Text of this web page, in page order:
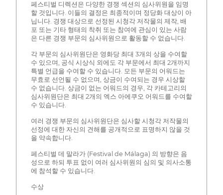
페스티벌 디렉션은 다양한 경쟁 섹션의 심사위원을 임명
할 것입니다. 이들의 결정은 최종적이며 정당화 대상이 아
닙니다. 경쟁 대상으로 선정된 시청각 저작물의 제작, 배
포 또는 기타 형태의 착취 또는 참여에 관심이 있는 사람
은 다른 경쟁 부문의 심사위원으로 활동할 수 없습니다.
각 부문의 심사위원단은 영화당 최대 3개의 상을 수여할
수 있으며, 공식 시상식 외에도 각 부문에서 최대 2개까지
특별 언급을 수여할 수 있습니다. 모든 부문의 어워드는
무효로 선언될 수 없으며, 상금이 수여되는 경우 시상할
수 없습니다. 상금이 없는 어워드의 경우, 각 카테고리의
심사위원단은 최대 2개의 엑스 아에쿠오 어워드를 수여할
수 있습니다.
여러 경쟁 부문의 심사위원단은 심사할 시청각 저작물의
선정에 대한 자신의 견해를 공개적으로 표명하지 않을 것
을 약속합니다.
페스티벌 데 말라가 (Festival de Málaga) 의 방향은 음
성으로 하되 투표 없이 여러 심사위원의 심의 및 의사소통
에 참석할 수 있습니다.
수상